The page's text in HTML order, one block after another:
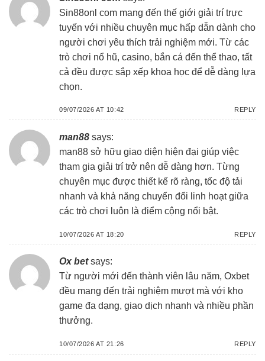
Sin88onl com mang đến thế giới giải trí trực
tuyến với nhiều chuyên mục hấp dẫn dành cho
người chơi yêu thích trải nghiệm mới. Từ các
trò chơi nổ hũ, casino, bắn cá đến thể thao, tất
cả đều được sắp xếp khoa học để dễ dàng lựa
chọn.
09/07/2026 AT 10:42 REPLY
man88 says:
man88 sở hữu giao diện hiện đại giúp việc
tham gia giải trí trở nên dễ dàng hơn. Từng
chuyên mục được thiết kế rõ ràng, tốc độ tải
nhanh và khả năng chuyển đổi linh hoạt giữa
các trò chơi luôn là điểm cộng nổi bật.
10/07/2026 AT 18:20 REPLY
Ox bet says:
Từ người mới đến thành viên lâu năm, Oxbet
đều mang đến trải nghiệm mượt mà với kho
game đa dạng, giao dịch nhanh và nhiều phần
thưởng.
10/07/2026 AT 21:26 REPLY